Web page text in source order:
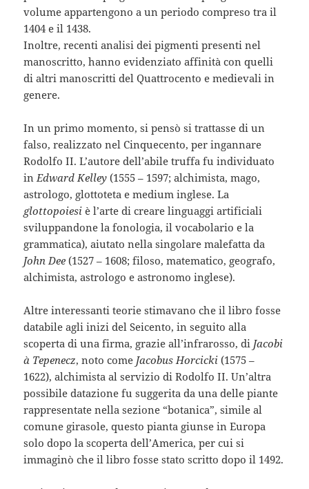
volume appartengono a un periodo compreso tra il
1404 e il 1438.
Inoltre, recenti analisi dei pigmenti presenti nel
manoscritto, hanno evidenziato affinità con quelli
di altri manoscritti del Quattrocento e medievali in
genere.
In un primo momento, si pensò si trattasse di un
falso, realizzato nel Cinquecento, per ingannare
Rodolfo II. L’autore dell’abile truffa fu individuato
in Edward Kelley (1555 – 1597; alchimista, mago,
astrologo, glottoteta e medium inglese. La
glottopoiesi è l’arte di creare linguaggi artificiali
sviluppandone la fonologia, il vocabolario e la
grammatica), aiutato nella singolare malefatta da
John Dee (1527 – 1608; filoso, matematico, geografo,
alchimista, astrologo e astronomo inglese).
Altre interessanti teorie stimavano che il libro fosse
databile agli inizi del Seicento, in seguito alla
scoperta di una firma, grazie all’infrarosso, di Jacobi
à Tepenecz, noto come Jacobus Horcicki (1575 –
1622), alchimista al servizio di Rodolfo II. Un’altra
possibile datazione fu suggerita da una delle piante
rappresentate nella sezione “botanica”, simile al
comune girasole, questo pianta giunse in Europa
solo dopo la scoperta dell’America, per cui si
immaginò che il libro fosse stato scritto dopo il 1492.